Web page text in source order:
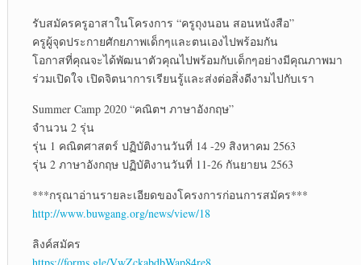
รับสมัครครูอาสาในโครงการ “ครูถุงนอน สอนหนังสือ”
ครูผู้จุดประกายศักยภาพเด็กๆและตนเองไปพร้อมกัน
โอกาสที่คุณจะได้พัฒนาตัวคุณไปพร้อมกับเด็กๆอย่างมีคุณภาพมา
ร่วมเปิดใจ เปิดจิตนาการเรียนรู้และส่งต่อสิ่งดีงามไปกับเรา
Summer Camp 2020 “คณิตฯ ภาษาอังกฤษ”
จำนวน 2 รุ่น
รุ่น 1 คณิตศาสตร์ ปฏิบัติงานวันที่ 14 -29 สิงหาคม 2563
รุ่น 2 ภาษาอังกฤษ ปฏิบัติงานวันที่ 11-26 กันยายน 2563
***กรุณาอ่านรายละเอียดของโครงการก่อนการสมัคร***
http://www.buwgang.org/news/view/18
ลิงค์สมัคร